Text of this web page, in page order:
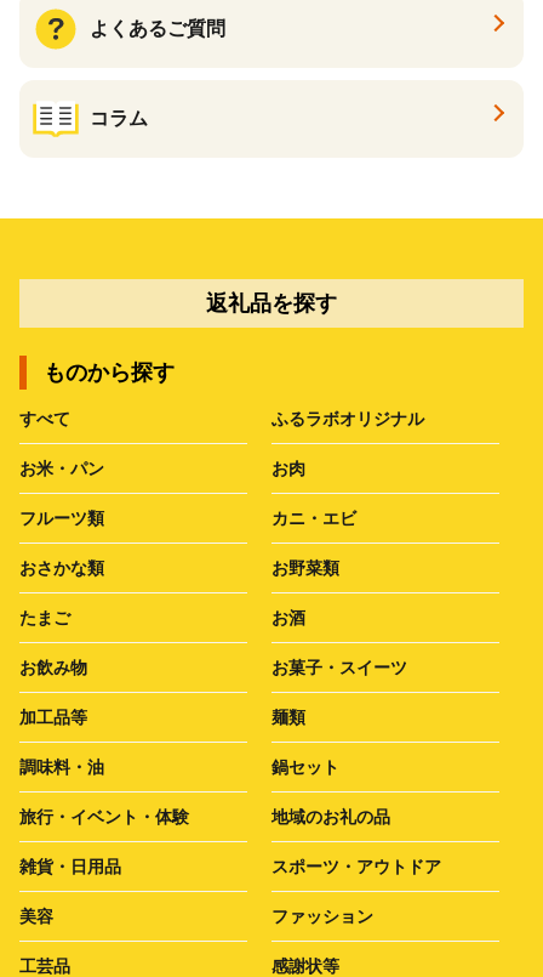
よくあるご質問
コラム
返礼品を探す
ものから探す
すべて ふるラボオリジナル
お米・パン お肉
フルーツ類 カニ・エビ
おさかな類 お野菜類
たまご お酒
お飲み物 お菓子・スイーツ
加工品等 麺類
調味料・油 鍋セット
旅行・イベント・体験 地域のお礼の品
雑貨・日用品 スポーツ・アウトドア
美容 ファッション
工芸品 感謝状等